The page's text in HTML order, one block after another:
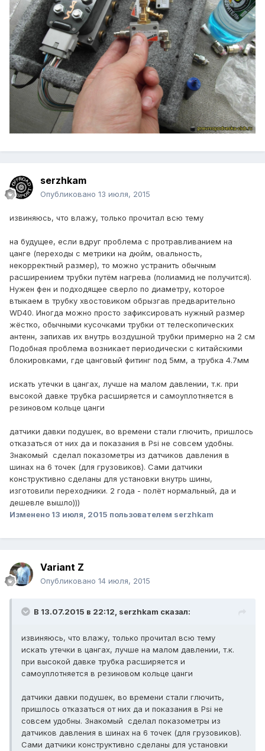
serzhkam
Опубликовано 13 июля, 2015
извиняюсь, что влажу, только прочитал всю тему
на будущее, если вдруг проблема с протравливанием на
цанге (переходы с метрики на дюйм, овальность,
некорректный размер), то можно устранить обычным
расширением трубки путём нагрева (полиамид не получится).
Нужен фен и подходящее сверло по диаметру, которое
втыкаем в трубку хвостовиком обрызгав предварительно
WD40. Иногда можно просто зафиксировать нужный размер
жёстко, обычными кусочками трубки от телескопических
антенн, запихав их внутрь воздушной трубки примерно на 2 см
Подобная проблема возникает периодически с китайскими
блокировками, где цанговый фитинг под 5мм, а трубка 4.7мм
искать утечки в цангах, лучше на малом давлении, т.к. при
высокой давке трубка расширяется и самоуплотняется в
резиновом кольце цанги
датчики давки подушек, во времени стали глючить, пришлось
отказаться от них да и показания в Psi не совсем удобны.
Знакомый сделал показометры из датчиков давления в
шинах на 6 точек (для грузовиков). Сами датчики
конструктивно сделаны для установки внутрь шины,
изготовили переходники. 2 года - полёт нормальный, да и
дешевле вышло)))
Изменено 13 июля, 2015 пользователем serzhkam
Variant Z
Опубликовано 14 июля, 2015
В 13.07.2015 в 22:12, serzhkam сказал:
извиняюсь, что влажу, только прочитал всю тему
искать утечки в цангах, лучше на малом давлении, т.к.
при высокой давке трубка расширяется и
самоуплотняется в резиновом кольце цанги
датчики давки подушек, во времени стали глючить,
пришлось отказаться от них да и показания в Psi не
совсем удобны. Знакомый сделал показометры из
датчиков давления в шинах на 6 точек (для грузовиков).
Сами датчики конструктивно сделаны для установки